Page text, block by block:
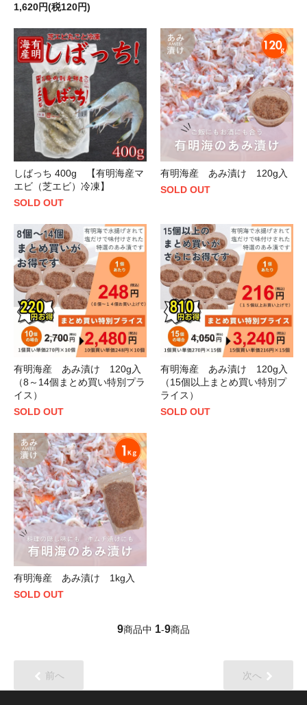
1,620円(税120円)
しばっち 400g 【有明海産マ
エビ（芝エビ）冷凍】
SOLD OUT
有明海産 あみ漬け 120g入
SOLD OUT
有明海産 あみ漬け 120g入
（8～14個まとめ買い特別プラ
イス）
SOLD OUT
有明海産 あみ漬け 120g入
（15個以上まとめ買い特別プ
ライス）
SOLD OUT
有明海産 あみ漬け 1kg入
SOLD OUT
9商品中 1-9商品
前へ 次へ